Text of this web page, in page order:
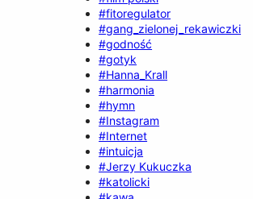
#fitoregulator
#gang_zielonej_rekawiczki
#godność
#gotyk
#Hanna_Krall
#harmonia
#hymn
#Instagram
#Internet
#intuicja
#Jerzy Kukuczka
#katolicki